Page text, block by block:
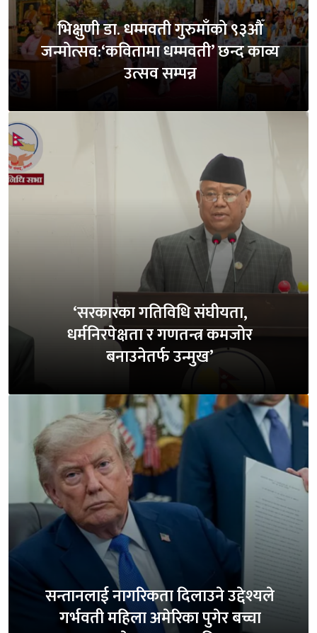
भिक्षुणी डा. धम्मवती गुरुमाँको ९३औँ
जन्मोत्सव:‘कवितामा धम्मवती’ छन्द काव्य
उत्सव सम्पन्न
‘सरकारका गतिविधि संघीयता,
धर्मनिरपेक्षता र गणतन्त्र कमजोर
बनाउनेतर्फ उन्मुख’
सन्तानलाई नागरिकता दिलाउने उद्देश्यले
गर्भवती महिला अमेरिका पुगेर बच्चा